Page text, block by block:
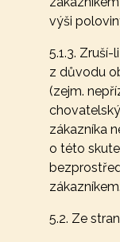
výši
5.1.3.
z důvodu
(zejm.
zákazníka
o této
zákazníkem.
5.2. Ze